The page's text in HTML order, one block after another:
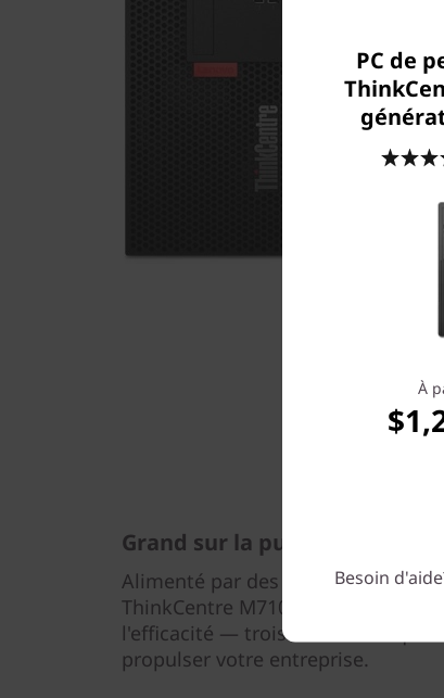
Grand sur la puissance
Alimenté par des processeurs
ThinkCentre M710e SFF est conçu
l'efficacité — trois caractéristiques
propulser votre entreprise.
PC de
À
Besoin